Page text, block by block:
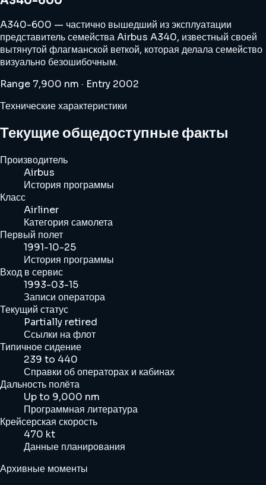
A340-600 — частично вышедший из эксплуатации
представитель семейства Airbus A340, известный своей
вытянутой флагманской веткой, которая делала семейство
визуально безошибочным.
Range 7,900 nm · Entry 2002
Технические характеристики
Текущие общедоступные факты
Производитель
Airbus
История программы
Класс
Airliner
Категория самолета
Первый полет
1991-10-25
История программы
Вход в сервис
1993-03-15
Записи оператора
Текущий статус
Partially retired
Ссылки на флот
Типичное сидение
239 to 440
Справки об операторах и кабинах
Дальность полёта
Up to 9,000 nm
Программная литература
Крейсерская скорость
470 kt
Данные планирования
Архивные моменты